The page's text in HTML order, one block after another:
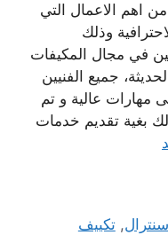
اهم الاعمال التي
وذلك
في مجال المكيفات
جميع الفنيين
مهارات عالية و تم
بغية تقديم خدمات
,تكييف